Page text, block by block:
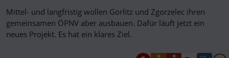
Mittel- und langfristig wollen Görlitz und Zgorzelec ihren
gemeinsamen ÖPNV aber ausbauen. Dafür läuft jetzt ein
neues Projekt. Es hat ein klares Ziel.